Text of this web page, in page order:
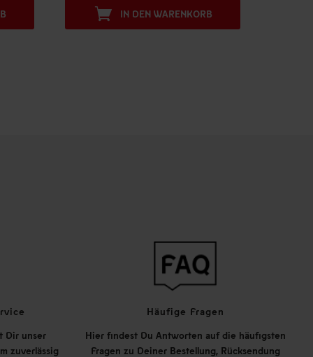
WARENKORB IN DEN WARENKORB
Dir unser
zuverlässig
Häufige Fragen
Hier findest Du Antworten auf die häufigsten
Fragen zu Deiner Bestellung, Rücksendung